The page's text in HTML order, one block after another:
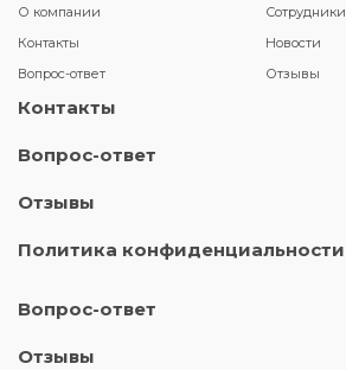
О компании
Сотрудники
Контакты
Новости
Вопрос-ответ
Отзывы
Контакты
Вопрос-ответ
Отзывы
Политика конфиденциальности
Вопрос-ответ
Отзывы